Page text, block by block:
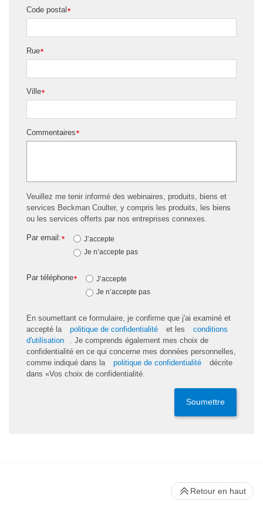
*
Code postal
*
Rue
*
Ville
*
Commentaires
Veuillez me tenir informé des webinaires, produits, biens et
services Beckman Coulter, y compris les produits, les biens
ou les services offerts par nos entreprises connexes.
*
Par email:
J’accepte
Je n’accepte pas
*
Par téléphone
J’accepte
Je n’accepte pas
En soumettant ce formulaire, je confirme que j'ai examiné et
accepté la
politique de confidentialité et les
conditions
d'utilisation
. Je comprends également mes choix de
confidentialité en ce qui concerne mes données personnelles,
comme indiqué dans la
politique de confidentialité
décrite
dans «Vos choix de confidentialité.
Soumettre
Retour en haut